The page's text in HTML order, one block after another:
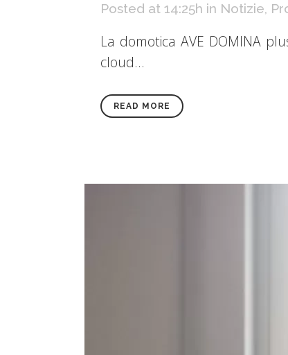
Posted at 14:25h in Notizie,
La domotica AVE DOMINA
cloud...
READ MORE